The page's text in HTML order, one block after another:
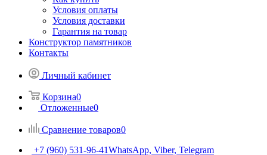
Условия оплаты
Условия доставки
Гарантия на товар
Конструктор памятников
Контакты
Личный кабинет
Корзина0
Отложенные0
Сравнение товаров0
+7 (960) 531-96-41WhatsApp, Viber, Telegram